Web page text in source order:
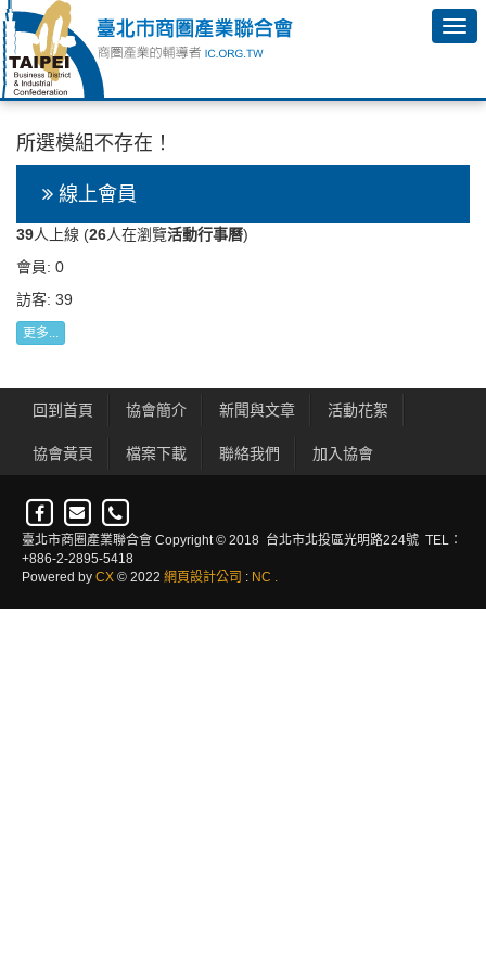
所選模組不存在！
線上會員
39人上線 (26人在瀏覽活動行事曆)
會員: 0
訪客: 39
更多...
回到首頁 協會簡介 新聞與文章 活動花絮
協會黃頁 檔案下載 聯絡我們 加入協會
臺北市商圈產業聯合會 Copyright © 2018 台北市北投區光明路224號 TEL：
+886-2-2895-5418
Powered by CX © 2022 網頁設計公司 : NC .